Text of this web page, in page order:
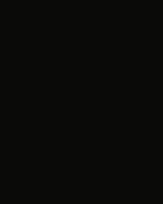
tab